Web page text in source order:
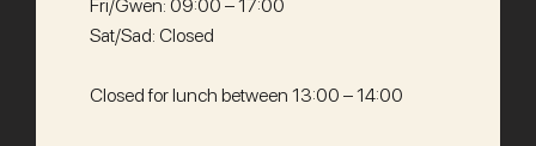
Fri/Gwen: 09:00 – 17:00
Sat/Sad: Closed
Closed for lunch between 13:00 – 14:00